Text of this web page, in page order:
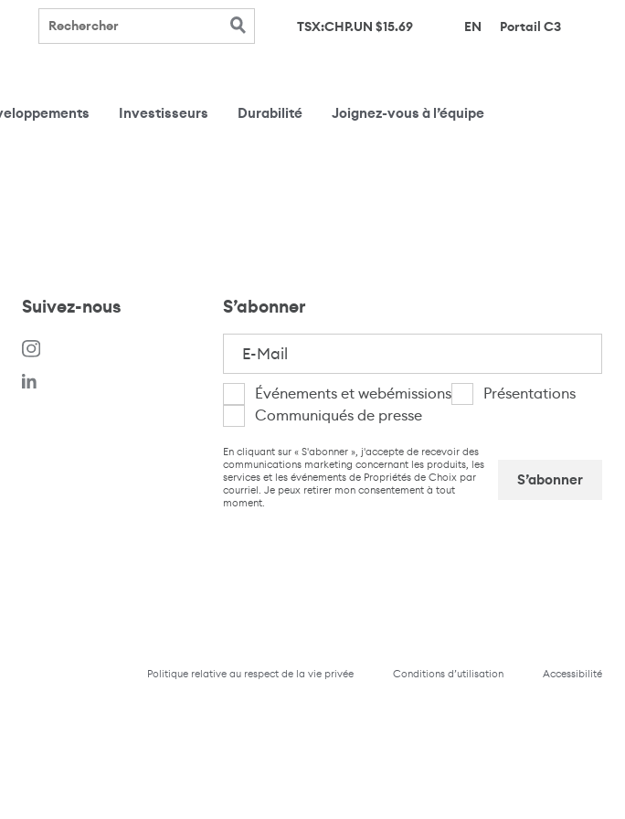
Rechercher TSX:CHP.UN $15.69 EN Portail C3(s’ouvre
Investisseurs Durabilité Joignez-vous à l’équipe
fenêtre)
de messagerie)
de messagerie)
de messagerie)
Suivez-nous S’abonner
Mail (Nécessaire)
Je
suis
intéressé(e)
par
Événements et webémissions
Présentations
Communiqués de presse
En cliquant sur « S'abonner », j'accepte de recevoir des
communications marketing concernant les produits, les
services et les événements de Propriétés de Choix par
courriel. Je peux retirer mon consentement à tout
moment.
Politique relative au respect de la vie privée Conditions d’utilisation Accessibilité